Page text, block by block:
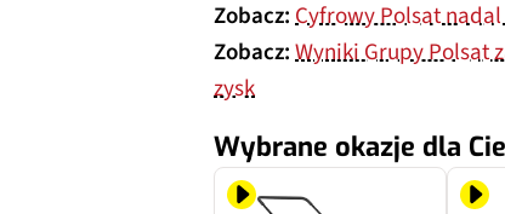
Zobacz:Cyfrowy Polsat
Zobacz:Wyniki Grupy Polsat
zysk
Wybrane okazje dla